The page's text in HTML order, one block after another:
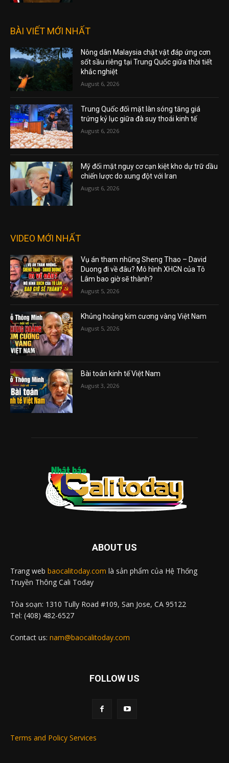
BÀI VIẾT MỚI NHẤT
Nông dân Malaysia chật vật đáp ứng cơn
sốt sầu riêng tại Trung Quốc giữa thời tiết
khắc nghiệt
August 6, 2026
Trung Quốc đối mặt làn sóng tăng giá
trứng kỷ lục giữa đà suy thoái kinh tế
August 6, 2026
Mỹ đối mặt nguy cơ cạn kiệt kho dự trữ dầu
chiến lược do xung đột với Iran
August 6, 2026
VIDEO MỚI NHẤT
Vụ án tham nhũng Sheng Thao – David
Duong đi về đâu? Mô hình XHCN của Tô
Lâm bao giờ sẽ thành?
August 5, 2026
Khủng hoảng kim cương vàng Việt Nam
August 5, 2026
Bài toán kinh tế Việt Nam
August 3, 2026
ABOUT US
Trang web baocalitoday.com là sản phẩm của Hệ Thống
Truyền Thông Cali Today
Tòa soạn: 1310 Tully Road #109, San Jose, CA 95122
Tel: (408) 482-6527
Contact us: nam@baocalitoday.com
FOLLOW US
Terms and Policy Services